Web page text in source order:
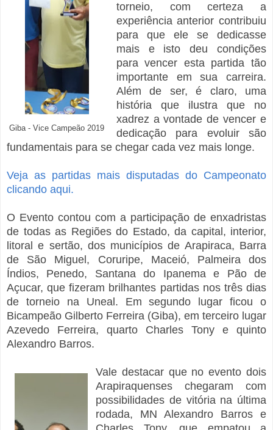
Giba - Vice Campeão 2019
torneio, com certeza a
experiência anterior contribuiu
para que ele se dedicasse
mais e isto deu condições
para vencer esta partida tão
importante em sua carreira.
Além de ser, é claro, uma
história que ilustra que no
xadrez a vontade de vencer e
dedicação para evoluir são
fundamentais para se chegar cada vez mais longe.
Veja as partidas mais disputadas do Campeonato
clicando aqui.
O Evento contou com a participação de enxadristas
de todas as Regiões do Estado, da capital, interior,
litoral e sertão, dos municípios de Arapiraca, Barra
de São Miguel, Coruripe, Maceió, Palmeira dos
Índios, Penedo, Santana do Ipanema e Pão de
Açucar, que fizeram brilhantes partidas nos três dias
de torneio na Uneal. Em segundo lugar ficou o
Bicampeão Gilberto Ferreira (Giba), em terceiro lugar
Azevedo Ferreira, quarto Charles Tony e quinto
Alexandro Barros.
Vale destacar que no evento dois
Arapiraquenses chegaram com
possibilidades de vitória na última
rodada, MN Alexandro Barros e